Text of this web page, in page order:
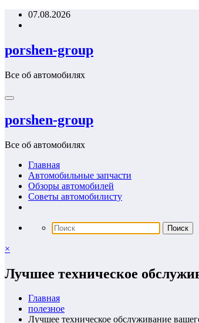
Перейти07.08.2026
porshen-group
Все об автомобилях
porshen-group
Все об автомобилях
Главная
Автомобильные запчасти
Обзоры автомобилей
Советы автомобилисту
×
Лучшее техническое
Главная
полезное
Лучшее техническое обслуживание